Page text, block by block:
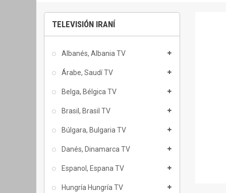
TELEVISIÓN IRANÍ
Albanés, Albania TV
Árabe, Saudí TV
Belga, Bélgica TV
Brasil, Brasil TV
Búlgara, Bulgaria TV
Danés, Dinamarca TV
Espanol, Espana TV
Hungría Hungría TV